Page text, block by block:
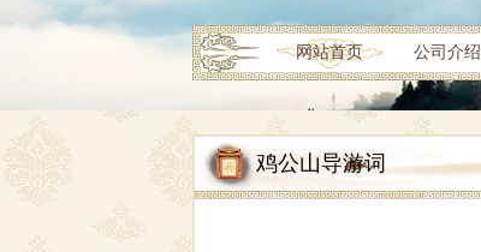
网站首页 公司介绍
鸡公山导游词